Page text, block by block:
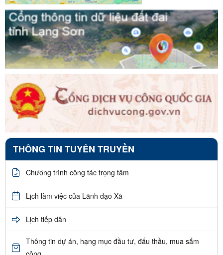
THÔNG TIN TUYÊN TRUYỀN
Chương trình công tác trọng tâm
Lịch làm việc của Lãnh đạo Xã
Lịch tiếp dân
Thông tin dự án, hạng mục đầu tư, đấu thầu, mua sắm